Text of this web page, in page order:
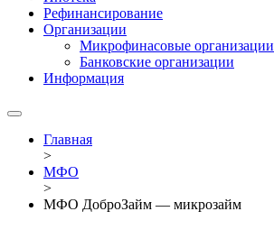
Рефинансирование
Организации
Микрофинасовые организации
Банковские организации
Информация
Главная
>
МФО
>
МФО ДоброЗайм — микрозайм